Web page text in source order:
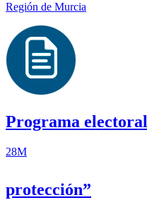
Región de Murcia
Programa electoral
28M
protección”